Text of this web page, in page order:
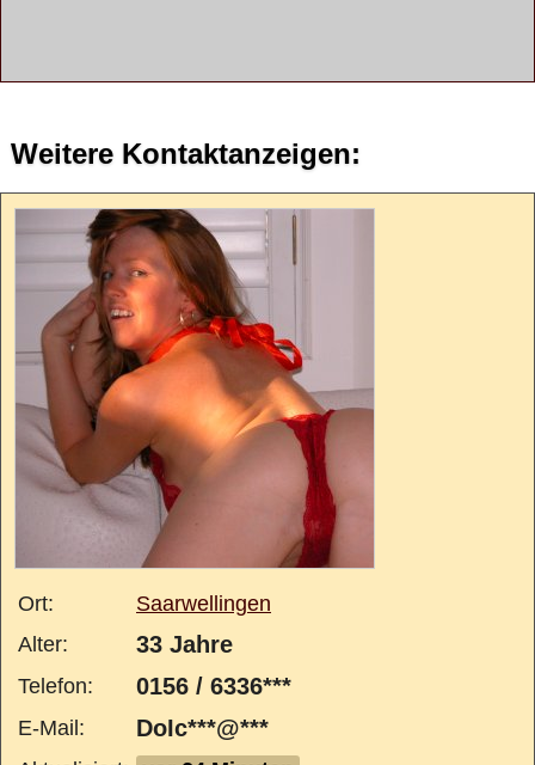
Weitere Kontaktanzeigen:
Ort:
Saarwellingen
Alter:
33 Jahre
Telefon: 0156 / 6336***
E-Mail: DoIc***@***